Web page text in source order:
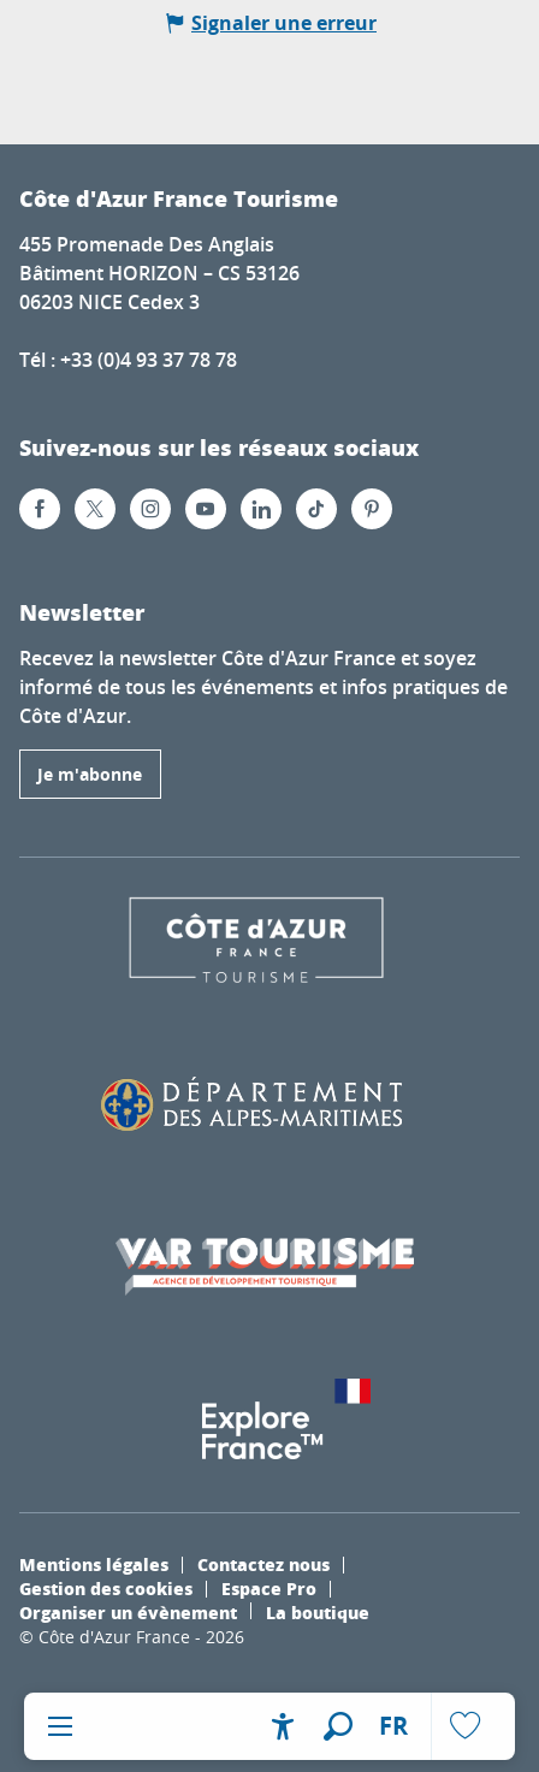
AccessibilitéVoir les
Recherche
FR
Signaler une erreur
Côte d'Azur France Tourisme
455 Promenade Des Anglais
Bâtiment HORIZON – CS 53126
06203 NICE Cedex 3
Tél : +33 (0)4 93 37 78 78
Suivez-nous sur les réseaux sociaux
Newsletter
Recevez la newsletter Côte d'Azur France et soyez
informé de tous les événements et infos pratiques de
Côte d'Azur.
Je m'abonne
© Côte d'Azur France - 2026
Mentions légales
Contactez nous
Gestion des cookies
Espace Pro
Organiser un évènement
La boutique